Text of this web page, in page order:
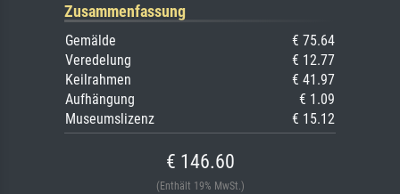
Zusammenfassung
Gemälde
€ 75.64
Veredelung
€ 12.77
Keilrahmen
€ 41.97
Aufhängung
€ 1.09
Museumslizenz
€ 15.12
€ 146.60
(Enthält 19% MwSt.)